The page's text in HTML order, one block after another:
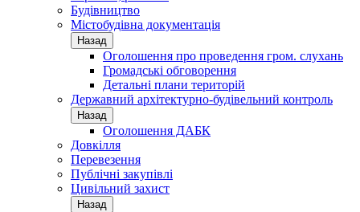
Будівництво
Містобудівна документація
Назад
Оголошення про проведення гром. слухань
Громадські обговорення
Детальні плани територій
Державний архітектурно-будівельний контроль
Назад
Оголошення ДАБК
Довкілля
Перевезення
Публічні закупівлі
Цивільний захист
Назад